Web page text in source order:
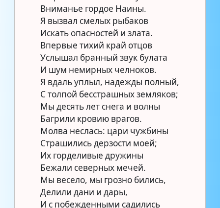
Вниманье гордое Наины.
Я вызвал смелых рыбаков
Искать опасностей и злата.
Впервые тихий край отцов
Услышал бранный звук булата
И шум немирных челноков.
Я вдаль уплыл, надежды полный,
С толпой бесстрашных земляков;
Мы десять лет снега и волны
Багрили кровию врагов.
Молва неслась: цари чужбины
Страшились дерзости моей;
Их горделивые дружины
Бежали северных мечей.
Мы весело, мы грозно бились,
Делили дани и дары,
И с побежденными садились